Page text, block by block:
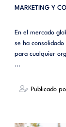
MARKETING Y
En el mercado
se ha
para cualquier
...
Publicado